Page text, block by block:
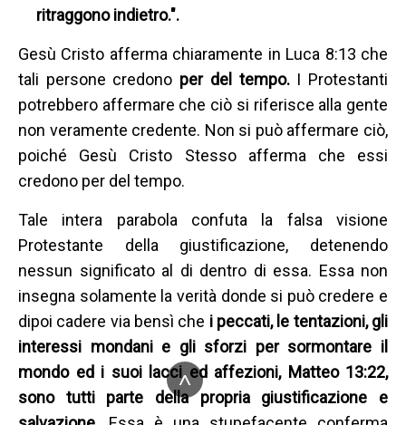
ritraggono indietro.".
Gesù Cristo afferma chiaramente in Luca 8:13 che
tali persone credono per del tempo.I Protestanti
potrebbero affermare che ciò si riferisce alla gente
non veramente credente. Non si può affermare ciò,
poiché Gesù Cristo Stesso afferma che essi
credono per del tempo.
Tale intera parabola confuta la falsa visione
Protestante della giustificazione, detenendo
nessun significato al di dentro di essa. Essa non
insegna solamente la verità donde si può credere e
dipoi cadere via bensì che i peccati, le tentazioni, gli
interessi mondani e gli sforzi per sormontare il
mondo ed i suoi lacci ed affezioni, Matteo 13:22,
sono tutti parte della propria giustificazione e
^